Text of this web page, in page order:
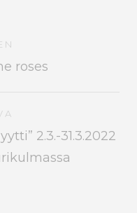
roses
2.3.-31.3.2022